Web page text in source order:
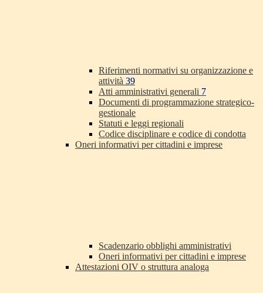
Riferimenti normativi su organizzazione e
attività 39
Atti amministrativi generali 7
Documenti di programmazione strategico-
gestionale
Statuti e leggi regionali
Codice disciplinare e codice di condotta
Oneri informativi per cittadini e imprese
Scadenzario obblighi amministrativi
Oneri informativi per cittadini e imprese
Attestazioni OIV o struttura analoga